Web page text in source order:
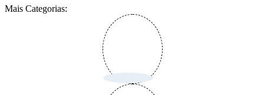
Mais Categorias: